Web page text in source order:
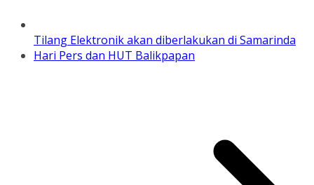
Tilang Elektronik akan diberlakukan di Samarinda
Hari Pers dan HUT Balikpapan